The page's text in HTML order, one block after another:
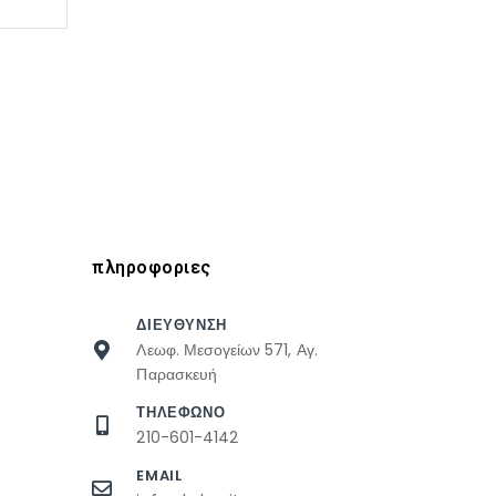
πληροφοριες
ΔΙΕΥΘΥΝΣΗ
Λεωφ. Μεσογείων 571, Αγ.
Παρασκευή
ΤΗΛΕΦΩΝΟ
210-601-4142
EMAIL